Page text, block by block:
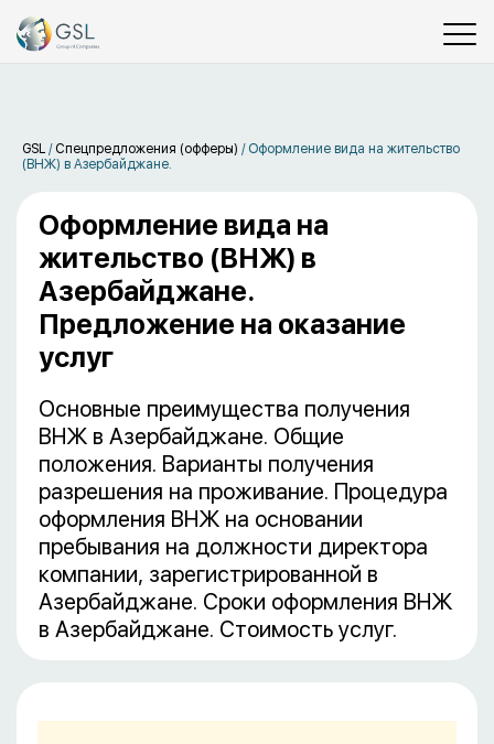
GSL / Спецпредложения (офферы) / Оформление вида на жительство
(ВНЖ) в Азербайджане.
Оформление вида на
жительство (ВНЖ) в
Азербайджане.
Предложение на оказание
услуг
Основные преимущества получения
ВНЖ в Азербайджане. Общие
положения. Варианты получения
разрешения на проживание. Процедура
оформления ВНЖ на основании
пребывания на должности директора
компании, зарегистрированной в
Азербайджане. Сроки оформления ВНЖ
в Азербайджане. Стоимость услуг.